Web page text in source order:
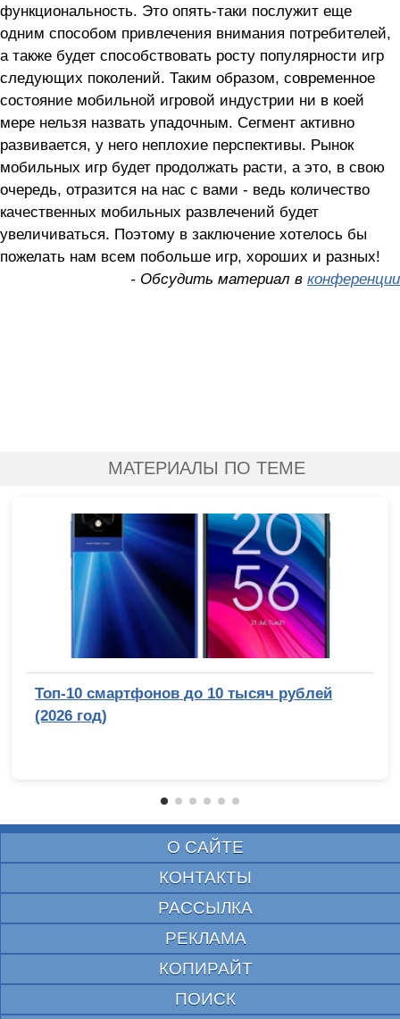
функциональность. Это опять-таки послужит еще
одним способом привлечения внимания потребителей,
а также будет способствовать росту популярности игр
следующих поколений. Таким образом, современное
состояние мобильной игровой индустрии ни в коей
мере нельзя назвать упадочным. Сегмент активно
развивается, у него неплохие перспективы. Рынок
мобильных игр будет продолжать расти, а это, в свою
очередь, отразится на нас с вами - ведь количество
качественных мобильных развлечений будет
увеличиваться. Поэтому в заключение хотелось бы
пожелать нам всем побольше игр, хороших и разных!
- Обсудить материал в конференции
МАТЕРИАЛЫ ПО ТЕМЕ
Топ-10 смартфонов до 10 тысяч рублей
(2026 год)
О САЙТЕ
КОНТАКТЫ
РАССЫЛКА
РЕКЛАМА
КОПИРАЙТ
ПОИСК